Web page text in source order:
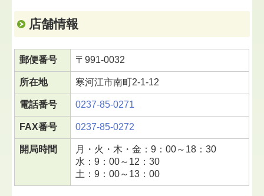
店舗情報
郵便番号 〒991-0032
所在地 寒河江市南町2-1-12
電話番号 0237-85-0271
FAX番号 0237-85-0272
開局時間
月・火・木・金：9：00～18：30
水：9：00～12：30
土：9：00～13：00